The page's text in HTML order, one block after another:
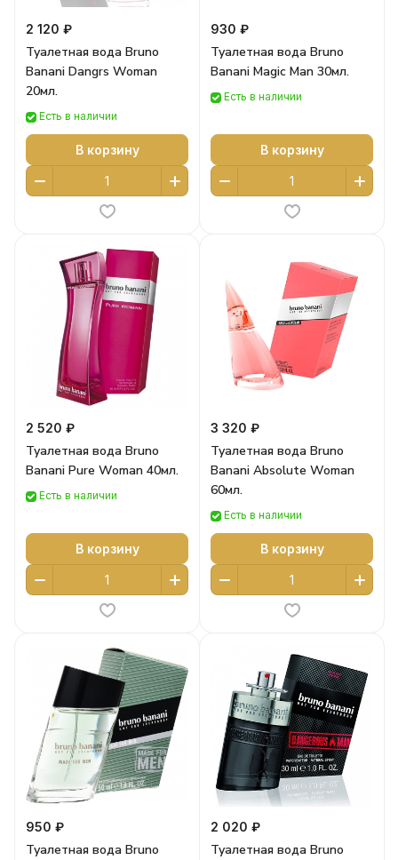
2 120 ₽
Туалетная вода Bruno
Banani Dangrs Woman
20мл.
Есть в наличии
В корзину
930 ₽
Туалетная вода Bruno
Banani Magic Man 30мл.
Есть в наличии
В корзину
2 520 ₽
Туалетная вода Bruno
Banani Pure Woman 40мл.
Есть в наличии
В корзину
3 320 ₽
Туалетная вода Bruno
Banani Absolute Woman
60мл.
Есть в наличии
В корзину
950 ₽
Туалетная вода Bruno
2 020 ₽
Туалетная вода Bruno